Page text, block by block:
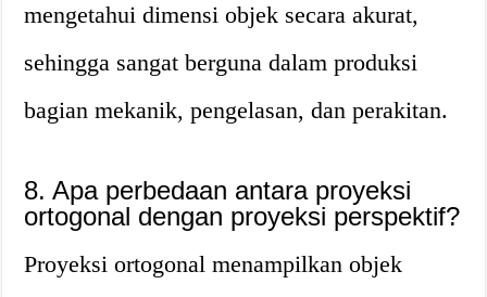
mengetahui dimensi objek secara akurat,
sehingga sangat berguna dalam produksi
bagian mekanik, pengelasan, dan perakitan.
8. Apa perbedaan antara proyeksi
ortogonal dengan proyeksi perspektif?
Proyeksi ortogonal menampilkan objek